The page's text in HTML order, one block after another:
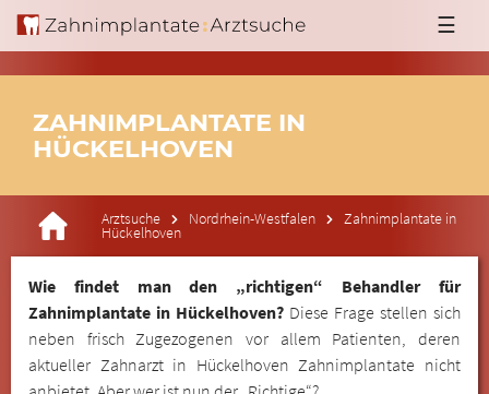
☰
ZAHNIMPLANTATE IN
HÜCKELHOVEN
Arztsuche Nordrhein-Westfalen Zahnimplantate in
Hückelhoven
Wie findet man den „richtigen“ Behandler für
Zahnimplantate in Hückelhoven? Diese Frage stellen sich
neben frisch Zugezogenen vor allem Patienten, deren
aktueller Zahnarzt in Hückelhoven Zahnimplantate nicht